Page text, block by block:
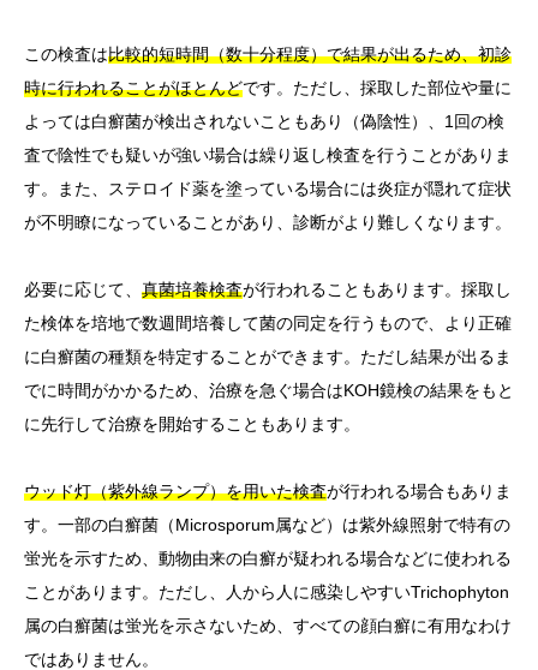
この検査は比較的短時間（数十分程度）で結果が出るため、初診
時に行われることがほとんどです。ただし、採取した部位や量に
よっては白癬菌が検出されないこともあり（偽陰性）、1回の検
査で陰性でも疑いが強い場合は繰り返し検査を行うことがありま
す。また、ステロイド薬を塗っている場合には炎症が隠れて症状
が不明瞭になっていることがあり、診断がより難しくなります。
必要に応じて、 真菌培養検査が行われることもあります。採取し
た検体を培地で数週間培養して菌の同定を行うもので、より正確
に白癬菌の種類を特定することができます。ただし結果が出るま
でに時間がかかるため、治療を急ぐ場合はKOH鏡検の結果をもと
に先行して治療を開始することもあります。
ウッド灯（紫外線ランプ）を用いた検査が行われる場合もありま
す。一部の白癬菌（Microsporum属など）は紫外線照射で特有の
蛍光を示すため、動物由来の白癬が疑われる場合などに使われる
ことがあります。ただし、人から人に感染しやすいTrichophyton
属の白癬菌は蛍光を示さないため、すべての顔白癬に有用なわけ
ではありません。